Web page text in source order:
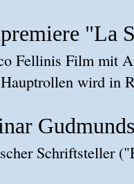
"La
Fellinis Film mit
wird in
Schriftsteller